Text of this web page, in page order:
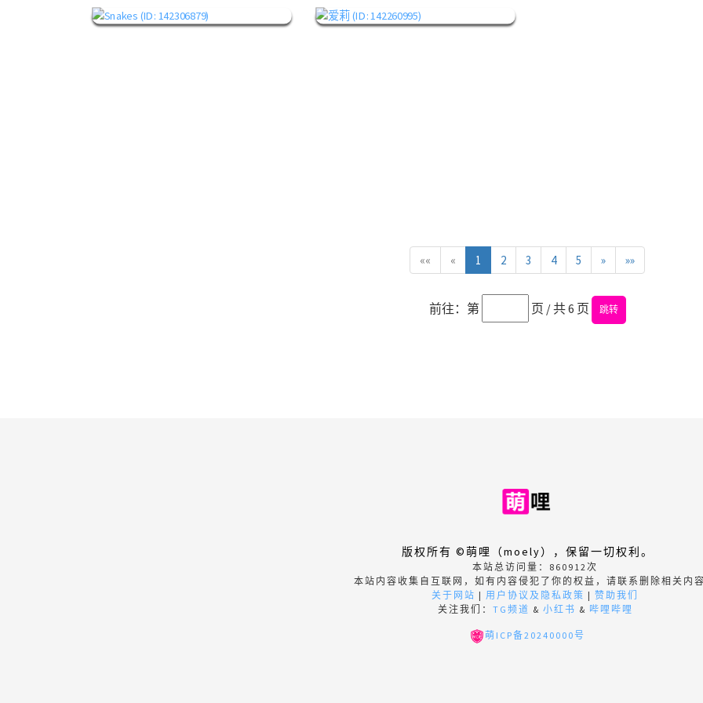
«« « 1 2 3 4 5 » »»
前往：第 页 / 共 6 页 跳转
版权所有 ©萌哩（moely），保留一切权利。
本站总访问量： 860912次
本站内容收集自互联网，如有内容侵犯了你的权益，请联系删除相关内
关于网站 | 用户协议及隐私政策 | 赞助我们
关注我们： TG频道 & 小红书 & 哔哩哔哩
萌ICP备20240000号